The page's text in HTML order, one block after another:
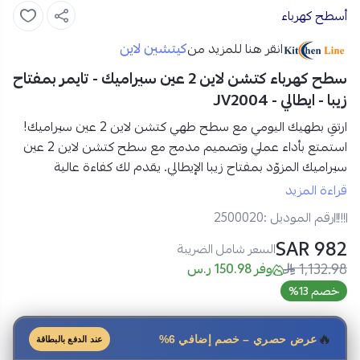
أسطح كهرباء
انقر هنا للمزيد منكيتشين لاين
سطح كهرباء كتشن لاين 2 عين سيراميك - تايمر بمفتاح
زيبا - ايطالي - JV2004
ارتقِ بطهيك اليومي مع سطح طهي كتشن لاين 2 عين سيراميك!
استمتع بأداء عملي وتصميم مدمج مع
سطح كتشن لاين 2 عين
سيراميك المزوّد بمفتاح زيبا الإيطالي. يقدم لك كفاءة عالية
وتسخينًا سريعًا بفضل
ستانلس ستيل يمنح مطبخك مظهرًا عصريًا وأنيقًا.
مواصفات سطح كهرباء كتشن لاين 2 عين – ايطالي:
المنتج:سطح كهرباء بلت ان
العلامة التجارية:كتشن لاين
الموديل:JV2004
المقاس:30 سم
عدد العيون:
الصناعة:إيطالية
قراءة المزيد
رقم الموديل :2500020
982 SAR السعر شامل الضريبة
1,132.98 وفر 150.98 ر.س
خصم 13%
🔥 عرض حصري – خصم إضافي 6% عند الدفع بالبطاقة